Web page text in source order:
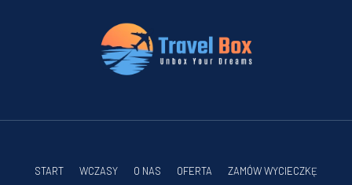
START WCZASY O NAS OFERTA
ZAMÓW WYCIECZKĘ